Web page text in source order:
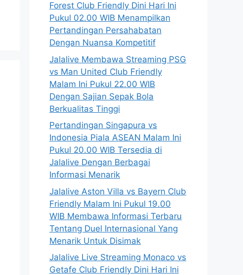
Forest Club Friendly Dini Hari Ini
Pukul 02.00 WIB Menampilkan
Pertandingan Persahabatan
Dengan Nuansa Kompetitif
Jalalive Membawa Streaming PSG
vs Man United Club Friendly
Malam Ini Pukul 22.00 WIB
Dengan Sajian Sepak Bola
Berkualitas Tinggi
Pertandingan Singapura vs
Indonesia Piala ASEAN Malam Ini
Pukul 20.00 WIB Tersedia di
Jalalive Dengan Berbagai
Informasi Menarik
Jalalive Aston Villa vs Bayern Club
Friendly Malam Ini Pukul 19.00
WIB Membawa Informasi Terbaru
Tentang Duel Internasional Yang
Menarik Untuk Disimak
Jalalive Live Streaming Monaco vs
Getafe Club Friendly Dini Hari Ini